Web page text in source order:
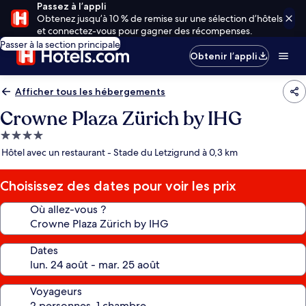
Passez à l’appli
Obtenez jusqu’à 10 % de remise sur une sélection d’hôtels
et connectez-vous pour gagner des récompenses.
Passer à la section principale
Obtenir l’appli
Afficher tous les hébergements
Crowne Plaza Zürich by IHG
Hébergement
4.0 étoiles
Hôtel avec un restaurant - Stade du Letzigrund à 0,3 km
Choisissez des dates pour voir les prix
Où allez-vous ?
Dates
Voyageurs